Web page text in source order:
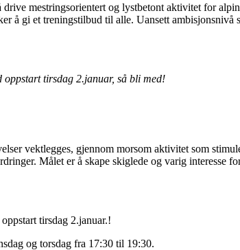
mestringsorientert og lystbetont aktivitet for
å gi et treningstilbud til alle. Uansett
oppstart tirsdag 2.januar, så bli med!
vektlegges, gjennom morsom aktivitet som
Målet er å skape skiglede og varig interesse
tirsdag 2.januar.!
og torsdag fra 17:30 til 19:30.